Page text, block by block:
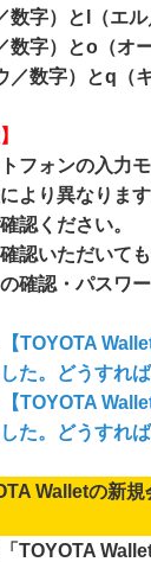
数字）とl（エル
数字）とo（オ
／数字）とq（
トフォンの入力
より異なりま
認ください。
確認いただいて
確認・パスワ
TOYOTA
た。どうすれ
TOYOTA
た。どうすれ
Walletの新
TOYOTA